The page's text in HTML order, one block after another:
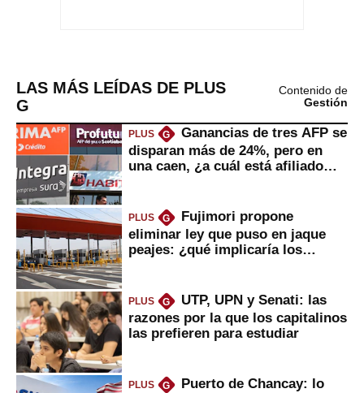
LAS MÁS LEÍDAS DE PLUS
G
Contenido de
Gestión
PLUS G
Ganancias de tres AFP se
disparan más de 24%, pero en
una caen, ¿a cuál está afiliado
PLUS G
Fujimori propone
eliminar ley que puso en jaque
peajes: ¿qué implicaría los
PLUS G
UTP, UPN y Senati: las
razones por la que los capitalinos
las prefieren para estudiar
PLUS G
Puerto de Chancay: lo